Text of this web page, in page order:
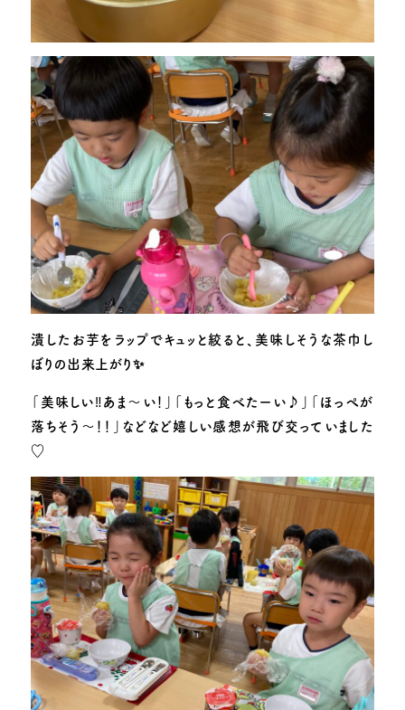
潰したお芋をラップでキュッと絞ると、美味しそうな茶巾し
ぼりの出来上がり ✨
「美味しい‼️あま〜い！」「もっと食べたーい♪」「ほっぺが
落ちそう〜！！」などなど嬉しい感想が飛び交っていました
♡